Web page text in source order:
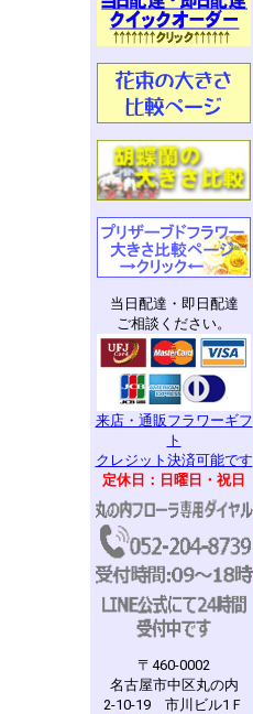
当日配達・即日配達
ご相談ください。
来店・通販フラワーギフ
ト
クレジット決済可能です
定休日：日曜日・祝日
〒460-0002
名古屋市中区丸の内
2-10-19 市川ビル1Ｆ